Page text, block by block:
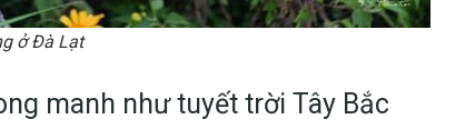
ở Đà Lạt
manh như tuyết trời Tây Bắc